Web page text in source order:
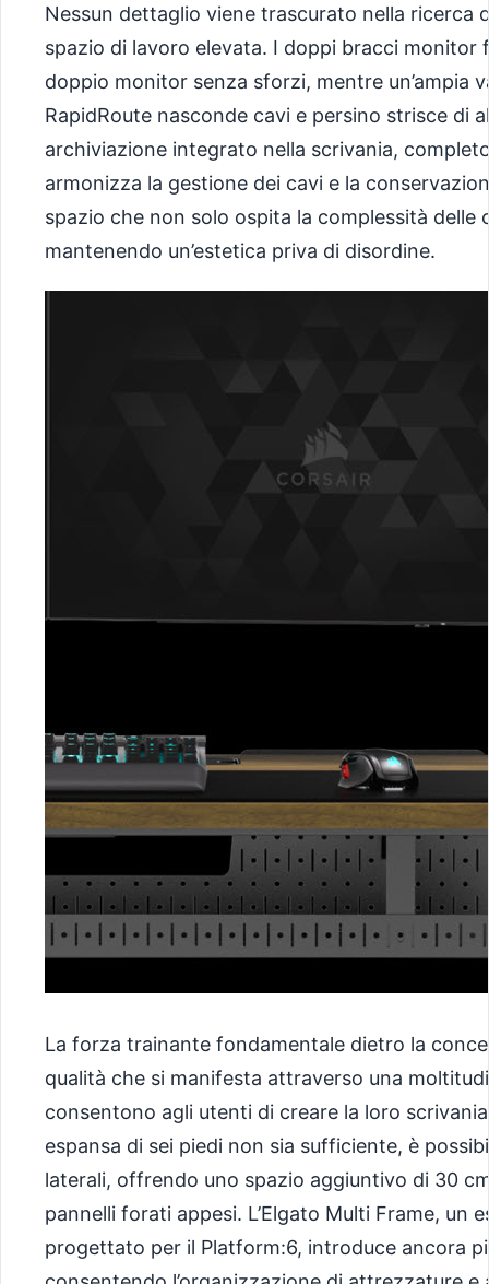
Nessun dettaglio viene trascurato nella ricerca
spazio di lavoro elevata. I doppi bracci
doppio monitor senza sforzi, mentre un’ampia
RapidRoute nasconde cavi e persino strisce di
archiviazione integrato nella scrivania,
armonizza la gestione dei cavi e la
spazio che non solo ospita la complessità
mantenendo un’estetica priva di disordine.
La forza trainante fondamentale dietro la
qualità che si manifesta attraverso una
consentono agli utenti di creare la loro
espansa di sei piedi non sia sufficiente, è
laterali, offrendo uno spazio aggiuntivo di 30
pannelli forati appesi. L’Elgato Multi Frame,
progettato per il Platform:6, introduce ancora